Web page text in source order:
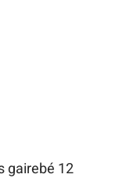
gairebé 12